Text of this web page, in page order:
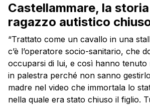
Castellammare, la
ragazzo autistico
“Trattato come un cavallo in una
c’è l’operatore socio-sanitario, che
occuparsi di lui, e così hanno tenuto
in palestra perché non sanno
madre nel video che immortala lo
nella quale era stato chiuso il figlio.